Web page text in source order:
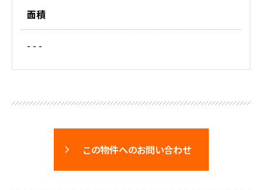
面積
- - -
この物件へのお問い合わせ